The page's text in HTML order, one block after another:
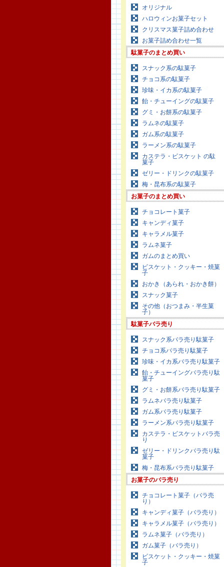
オリジナル
ハロウィンお菓子セット
クリスマス菓子詰め合わせ
お菓子詰め合わせ一覧
駄菓子のまとめ買い
スナック系の駄菓子
チョコ系の駄菓子
珍味・イカ系の駄菓子
飴・チューイングの駄菓子
グミ・お餅系の駄菓子
ラムネの駄菓子
ガム系の駄菓子
ラーメン系の駄菓子
カステラ・ビスケット の駄
菓子
ゼリー・ドリンクの駄菓子
梅・昆布系の駄菓子
お菓子のまとめ買い
チョコレート菓子
キャンディ菓子
キャラメル菓子
ラムネ菓子
ガムのまとめ買い
ビスケット・クッキー・焼菓
子
おかき（あられ・おかき餅）
スナック菓子
その他（おつまみ・半生菓
子）
駄菓子バラ売り
スナック系バラ売り駄菓子
チョコ系バラ売り駄菓子
珍味・イカ系バラ売り駄菓子
飴・チューイングバラ売り駄
菓子
グミ・お餅系バラ売り駄菓子
ラムネバラ売り駄菓子
ガム系バラ売り駄菓子
ラーメン系バラ売り駄菓子
カステラ・ビスケットバラ売
り
ゼリー・ドリンクバラ売り駄
菓子
梅・昆布系バラ売り駄菓子
お菓子のバラ売り
チョコレート菓子（バラ売
り）
キャンディ菓子（バラ売り）
キャラメル菓子（バラ売り）
ラムネ菓子（バラ売り）
ガム菓子（バラ売り）
ビスケット・クッキー・焼菓
子